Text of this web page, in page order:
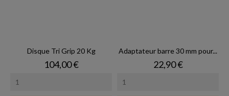
Disque Tri Grip 20 Kg
Prix
104,00 €
Adaptateur barre 30 mm pour...
Prix
22,90 €